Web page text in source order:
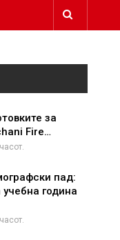
за
Fire…
пад:
учебна година